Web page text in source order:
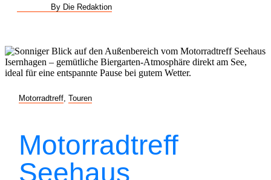
By Die Redaktion
Motorradtreff Touren
Motorradtreff
Seehaus